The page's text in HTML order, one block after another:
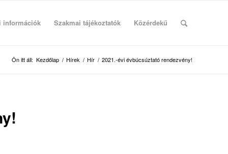
információk Szakmai tájékoztatók Közérdekű
Ön itt áll: Kezdőlap / Hírek / Hír / 2021.-évi évbúcsúztató rendezvény!